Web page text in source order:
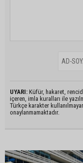
UYARI: Küfür, hakaret,
içeren, imla kuralları ile
Türkçe karakter
onaylanmamaktadır.